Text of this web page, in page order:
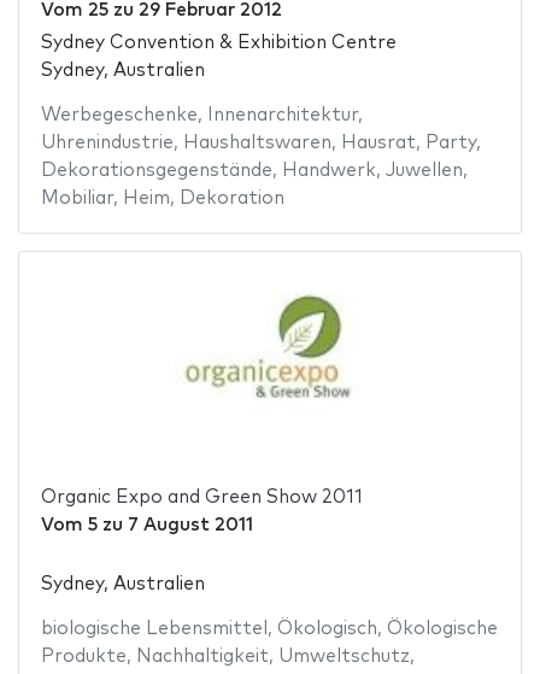
Vom 25zu 29 Februar 2012
Sydney Convention & Exhibition Centre
Sydney, Australien
Werbegeschenke, Innenarchitektur,
Uhrenindustrie, Haushaltswaren, Hausrat, Party,
Dekorationsgegenstände, Handwerk, Juwellen,
Mobiliar, Heim, Dekoration
Organic Expo and Green Show 2011
Vom 5zu 7 August 2011
Sydney, Australien
biologische Lebensmittel , Ökologisch, Ökologische
Produkte, Nachhaltigkeit, Umweltschutz,